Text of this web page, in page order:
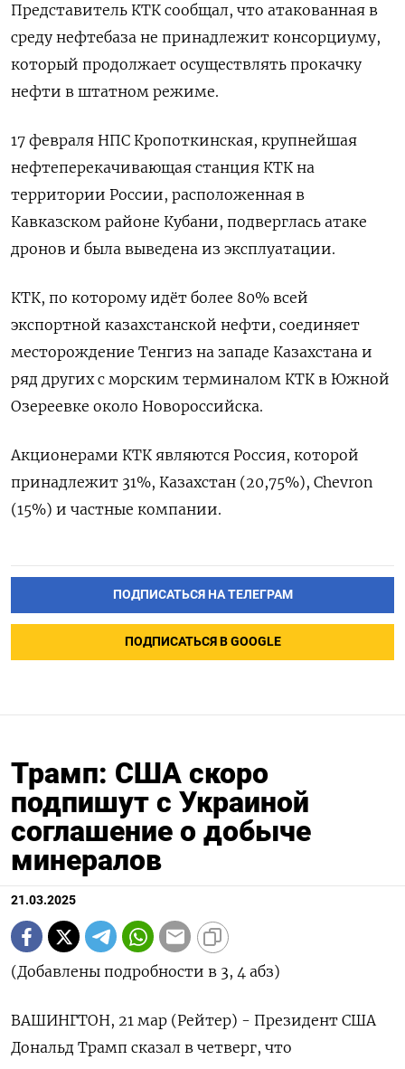
Представитель КТК сообщал, что атакованная в
среду нефтебаза не принадлежит консорциуму,
который продолжает осуществлять прокачку
нефти в штатном режиме.
17 февраля НПС Кропоткинская, крупнейшая
нефтеперекачивающая станция КТК на
территории России, расположенная в
Кавказском районе Кубани, подверглась атаке
дронов и была выведена из эксплуатации.
КТК, по которому идёт более 80% всей
экспортной казахстанской нефти, соединяет
месторождение Тенгиз на западе Казахстана и
ряд других с морским терминалом КТК в Южной
Озереевке около Новороссийска.
Акционерами КТК являются Россия, которой
принадлежит 31%, Казахстан (20,75%), Chevron
(15%) и частные компании.
ПОДПИСАТЬСЯ НА ТЕЛЕГРАМ
ПОДПИСАТЬСЯ В GOOGLE
Трамп: США скоро
подпишут с Украиной
соглашение о добыче
минералов
21.03.2025
(Добавлены подробности в 3, 4 абз)
ВАШИНГТОН, 21 мар (Рейтер) - Президент США
Дональд Трамп сказал в четверг, что